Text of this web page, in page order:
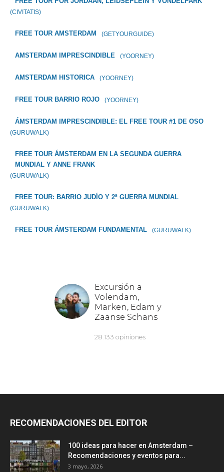
(CIVITATIS)
FREE TOUR AMSTERDAM (GETYOURGUIDE)
AMSTERDAM IMPRESCINDIBLE (YOORNEY)
AMSTERDAM HISTORICA (YOORNEY)
FREE TOUR BARRIO ROJO (YOORNEY)
ÁMSTERDAM IMPRESCINDIBLE: EL FREE TOUR #1 DE OSO
(GURUWALK)
FREE TOUR ÁMSTERDAM EN LA SEGUNDA GUERRA
MUNDIAL Y ANNE FRANK
(GURUWALK)
FREE TOUR: BARRIO JUDÍO Y 2ª GUERRA MUNDIAL
(GURUWALK)
FREE TOUR ÁMSTERDAM FUNDAMENTAL (GURUWALK)
RECOMENDACIONES DEL EDITOR
100 ideas para hacer en Amsterdam –
Recomendaciones y eventos para...
3 mayo, 2026